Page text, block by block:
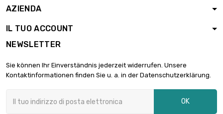
lunghezza : 5 Meter
colore : grün
diametro : 0.2mm
colore : grün
6,05 €
lunghezza : 25 Meter
diametro : 0.2mm
AZIENDA
IL TUO ACCOUNT
NEWSLETTER
Sie können Ihr Einverständnis jederzeit widerrufen. Unsere
Kontaktinformationen finden Sie u. a. in der Datenschutzerklärung.
OK